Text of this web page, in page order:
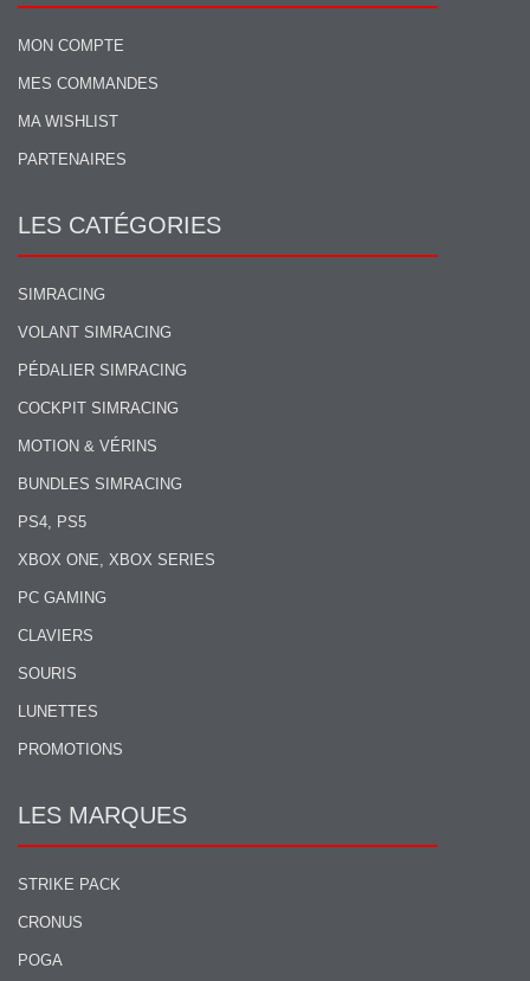
MON COMPTE
MES COMMANDES
MA WISHLIST
PARTENAIRES
LES CATÉGORIES
SIMRACING
VOLANT SIMRACING
PÉDALIER SIMRACING
COCKPIT SIMRACING
MOTION & VÉRINS
BUNDLES SIMRACING
PS4, PS5
XBOX ONE, XBOX SERIES
PC GAMING
CLAVIERS
SOURIS
LUNETTES
PROMOTIONS
LES MARQUES
STRIKE PACK
CRONUS
POGA